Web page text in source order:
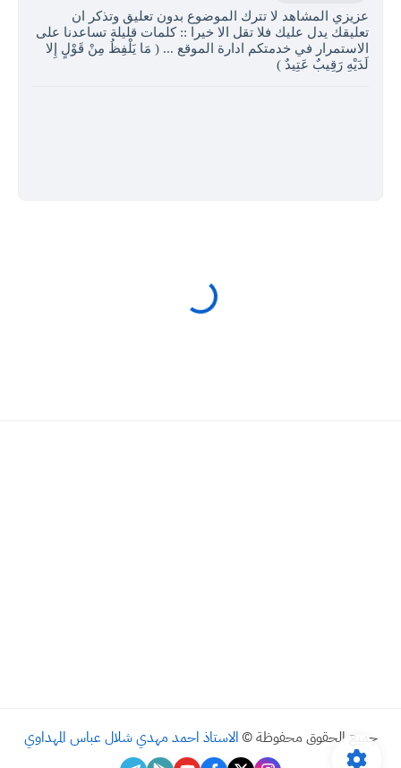
عزيزي المشاهد لا تترك الموضوع بدون تعليق وتذكر ان
تعليقك يدل عليك فلا تقل الا خيرا :: كلمات قليلة تساعدنا على
الاستمرار في خدمتكم ادارة الموقع ... ( مَا يَلْفِظُ مِنْ قَوْلٍ إِلا
لَدَيْهِ رَقِيبٌ عَتِيدٌ )
جميع الحقوق محفوظة © الاستاذ احمد مهدي شلال عباس المهداوي